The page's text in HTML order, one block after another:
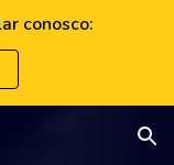
conosco: